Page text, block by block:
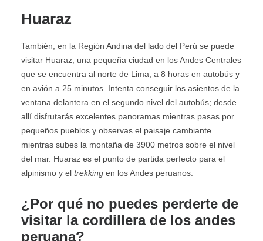
Huaraz
También, en la Región Andina del lado del Perú se puede
visitar Huaraz, una pequeña ciudad en los Andes Centrales
que se encuentra al norte de Lima, a 8 horas en autobús y
en avión a 25 minutos. Intenta conseguir los asientos de la
ventana delantera en el segundo nivel del autobús; desde
allí disfrutarás excelentes panoramas mientras pasas por
pequeños pueblos y observas el paisaje cambiante
mientras subes la montaña de 3900 metros sobre el nivel
del mar. Huaraz es el punto de partida perfecto para el
alpinismo y el trekking en los Andes peruanos.
¿Por qué no puedes perderte de
visitar la cordillera de los andes
peruana?